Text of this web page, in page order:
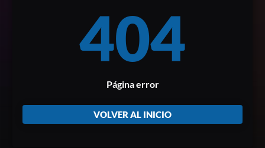
404
Página error
VOLVER AL INICIO